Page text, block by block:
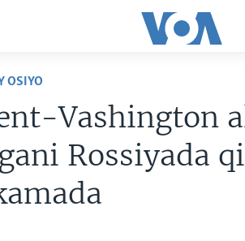
OSIYO
Vashington
Rossiyada